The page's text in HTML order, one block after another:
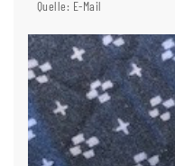
Quelle: E-Mail